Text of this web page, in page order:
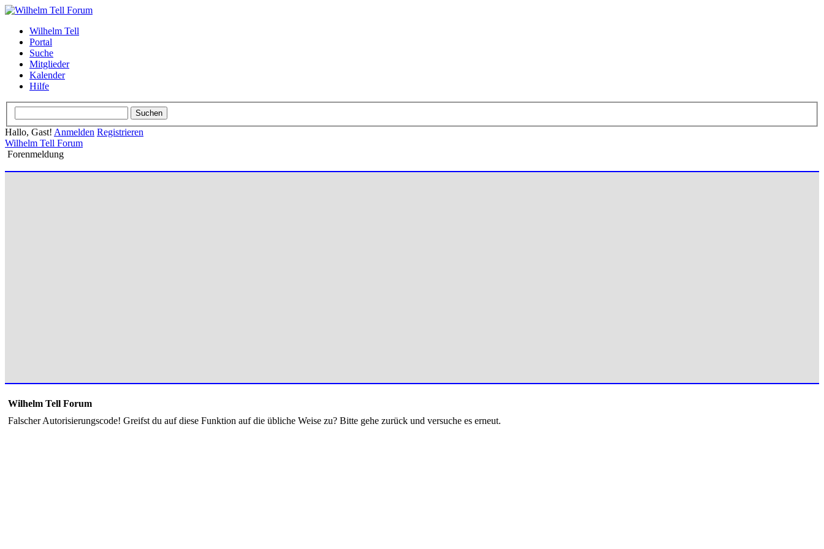
Wilhelm Tell
Portal
Suche
Mitglieder
Kalender
Hilfe
Hallo, Gast! Anmelden Registrieren
Wilhelm Tell Forum
Forenmeldung
Wilhelm Tell Forum
Falscher Autorisierungscode! Greifst du auf diese Funktion auf die übliche Weise zu? Bitte gehe zurück und versuche es erneut.